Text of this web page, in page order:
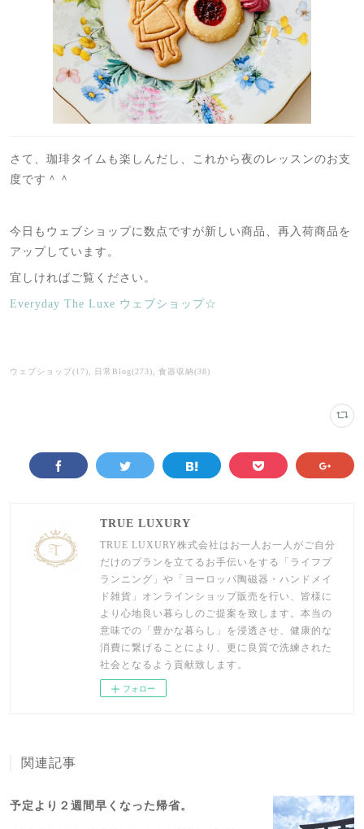
さて、珈琲タイムも楽しんだし、これから夜のレッスンのお支
度です＾＾
今日もウェブショップに数点ですが新しい商品、再入荷商品を
アップしています。
宜しければご覧ください。
Everyday The Luxe ウェブショップ☆
ウェブショップ(17) 日常Blog(273) 食器収納(38)
TRUE LUXURY
TRUE LUXURY株式会社はお一人お一人がご自分
だけのプランを立てるお手伝いをする「ライフプ
ランニング」や「ヨーロッパ陶磁器・ハンドメイ
ド雑貨」オンラインショップ販売を行い、皆様に
より心地良い暮らしのご提案を致します。本当の
意味での「豊かな暮らし」を浸透させ、健康的な
消費に繋げることにより、更に良質で洗練された
社会となるよう貢献致します。
フォロー
関連記事
予定より２週間早くなった帰省。